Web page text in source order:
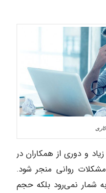
و دوری از همکاران در
روانی منجر شود.
به شمار نمی‌رود بلکه حجم